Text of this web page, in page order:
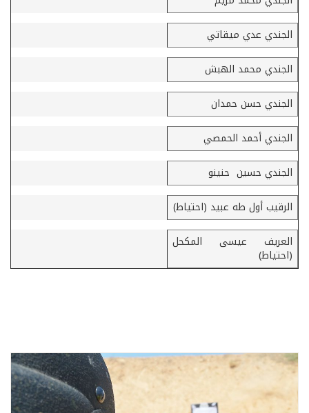
الجندي عدي ميقاتي
الجندي محمد الهبش
الجندي حسن حمدان
الجندي أحمد الحمصي
الجندي حسين حنينو
الرقيب أول طه عبيد (احتياط)
العريف عيسى المكحل
(احتياط)